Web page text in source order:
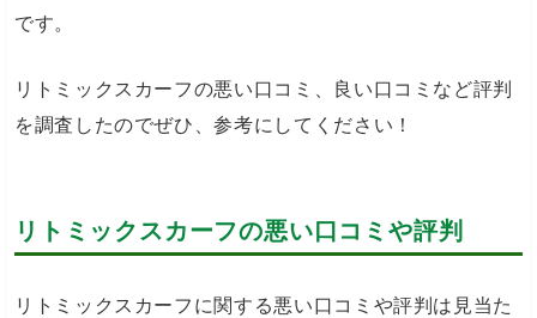
です。
リトミックスカーフの悪い口コミ、良い口コミなど評判
を調査したのでぜひ、参考にしてください！
リトミックスカーフの悪い口コミや評判
リトミックスカーフに関する悪い口コミや評判は見当た